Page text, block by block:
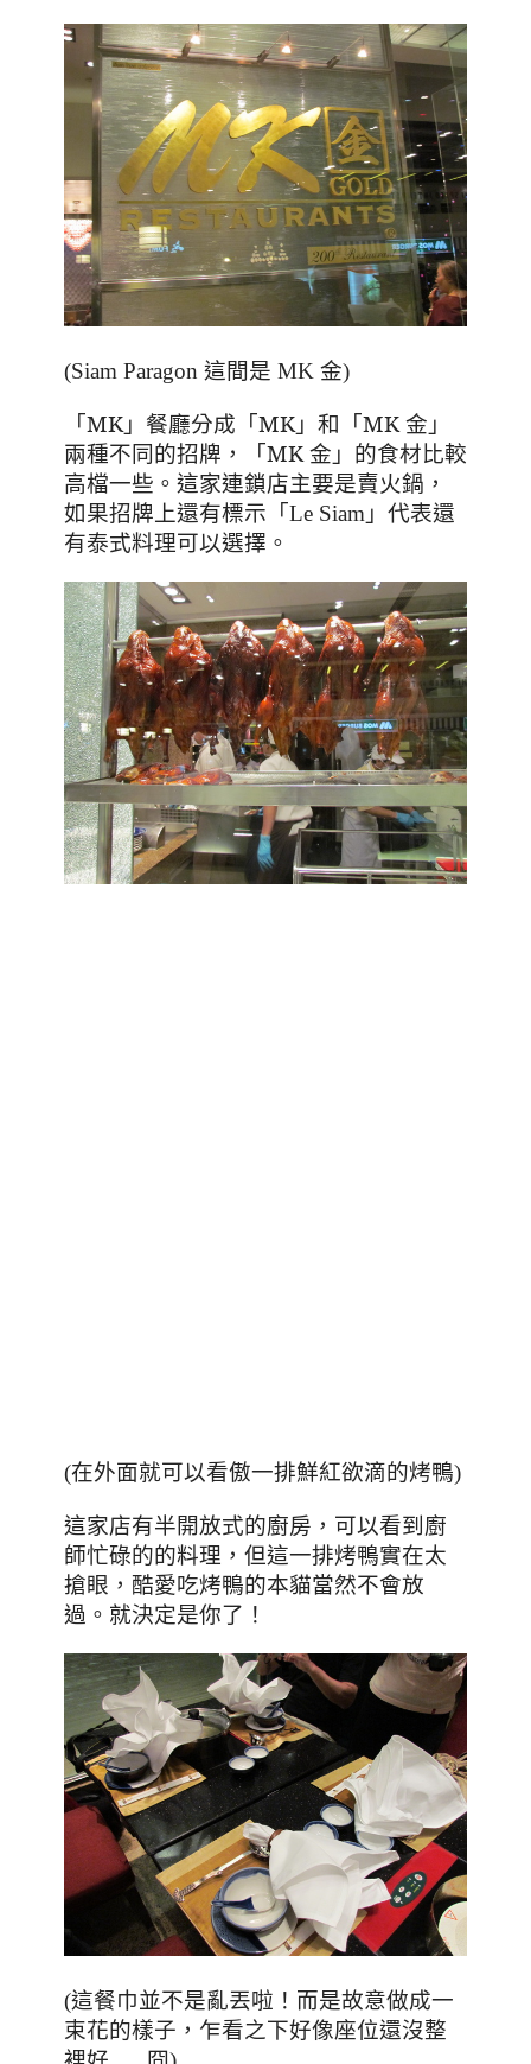
(Siam Paragon 這間是 MK 金)
「MK」餐廳分成「MK」和「MK金」
兩種不同的招牌，「MK金」的食材比較
高檔一些。 這家連鎖店主要是賣火鍋 ，
如果招牌上還有標示 「 Le Siam 」代表還
有泰式料理可以選擇 。
(在外面就可以看傲一排鮮紅欲滴的烤鴨)
這家店有半開放式的廚房 ，可以看到廚
師忙碌的的料理 ，但這一排烤鴨實在太
搶眼 ，酷愛吃烤鴨的本貓當然不會放
過 。就決定是你了！
(這餐巾並不是亂丟啦！而是故意做成一
束花的樣子 ，乍看之下好像座位還沒整